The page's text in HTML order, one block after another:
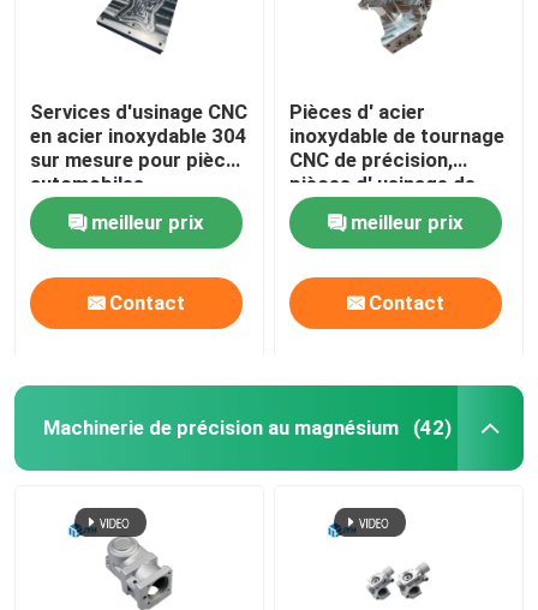
Services d'usinage CNC
en acier inoxydable 304
sur mesure pour pièces
automobiles
meilleur prix
Contact
Pièces d' acier
inoxydable de tournage
CNC de précision,
pièces d' usinage de
précision sur mesure
meilleur prix
Contact
Machinerie de précision au magnésium (42)